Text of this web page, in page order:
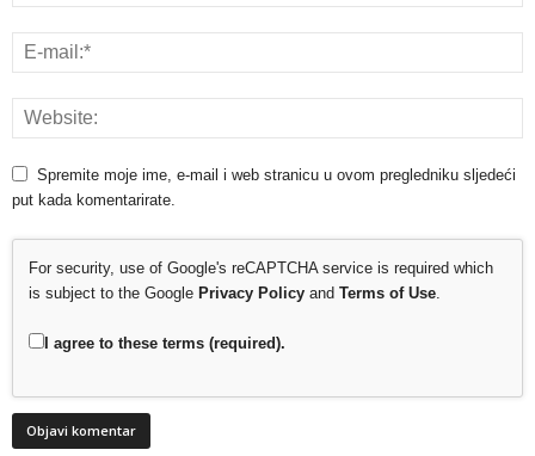
Spremite moje ime, e-mail i web stranicu u ovom pregledniku sljedeći
put kada komentarirate.
For security, use of Google's reCAPTCHA service is required which
is subject to the Google Privacy Policy and Terms of Use
I agree to these terms (required).